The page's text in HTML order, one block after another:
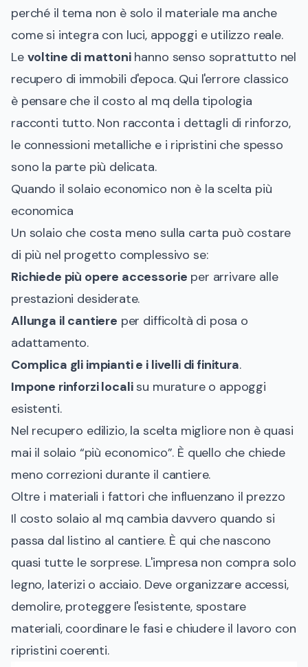
perché il tema non è solo il materiale ma anche
come si integra con luci, appoggi e utilizzo reale.
Le voltine di mattonihanno senso soprattutto nel
recupero di immobili d'epoca. Qui l'errore classico
è pensare che il costo al mq della tipologia
racconti tutto. Non racconta i dettagli di rinforzo,
le connessioni metalliche e i ripristini che spesso
sono la parte più delicata.
Quando il solaio economico non è la scelta più
economica
Un solaio che costa meno sulla carta può costare
di più nel progetto complessivo se:
Richiede più opere accessorie per arrivare alle
prestazioni desiderate.
Allunga il cantiere per difficoltà di posa o
adattamento.
Complica gli impianti e i livelli di finitura.
Impone rinforzi localisu murature o appoggi
esistenti.
Nel recupero edilizio, la scelta migliore non è quasi
mai il solaio “più economico”. È quello che chiede
meno correzioni durante il cantiere.
Oltre i materiali i fattori che influenzano il prezzo
Il costo solaio al mq cambia davvero quando si
passa dal listino al cantiere. È qui che nascono
quasi tutte le sorprese. L'impresa non compra solo
legno, laterizi o acciaio. Deve organizzare accessi,
demolire, proteggere l'esistente, spostare
materiali, coordinare le fasi e chiudere il lavoro con
ripristini coerenti.